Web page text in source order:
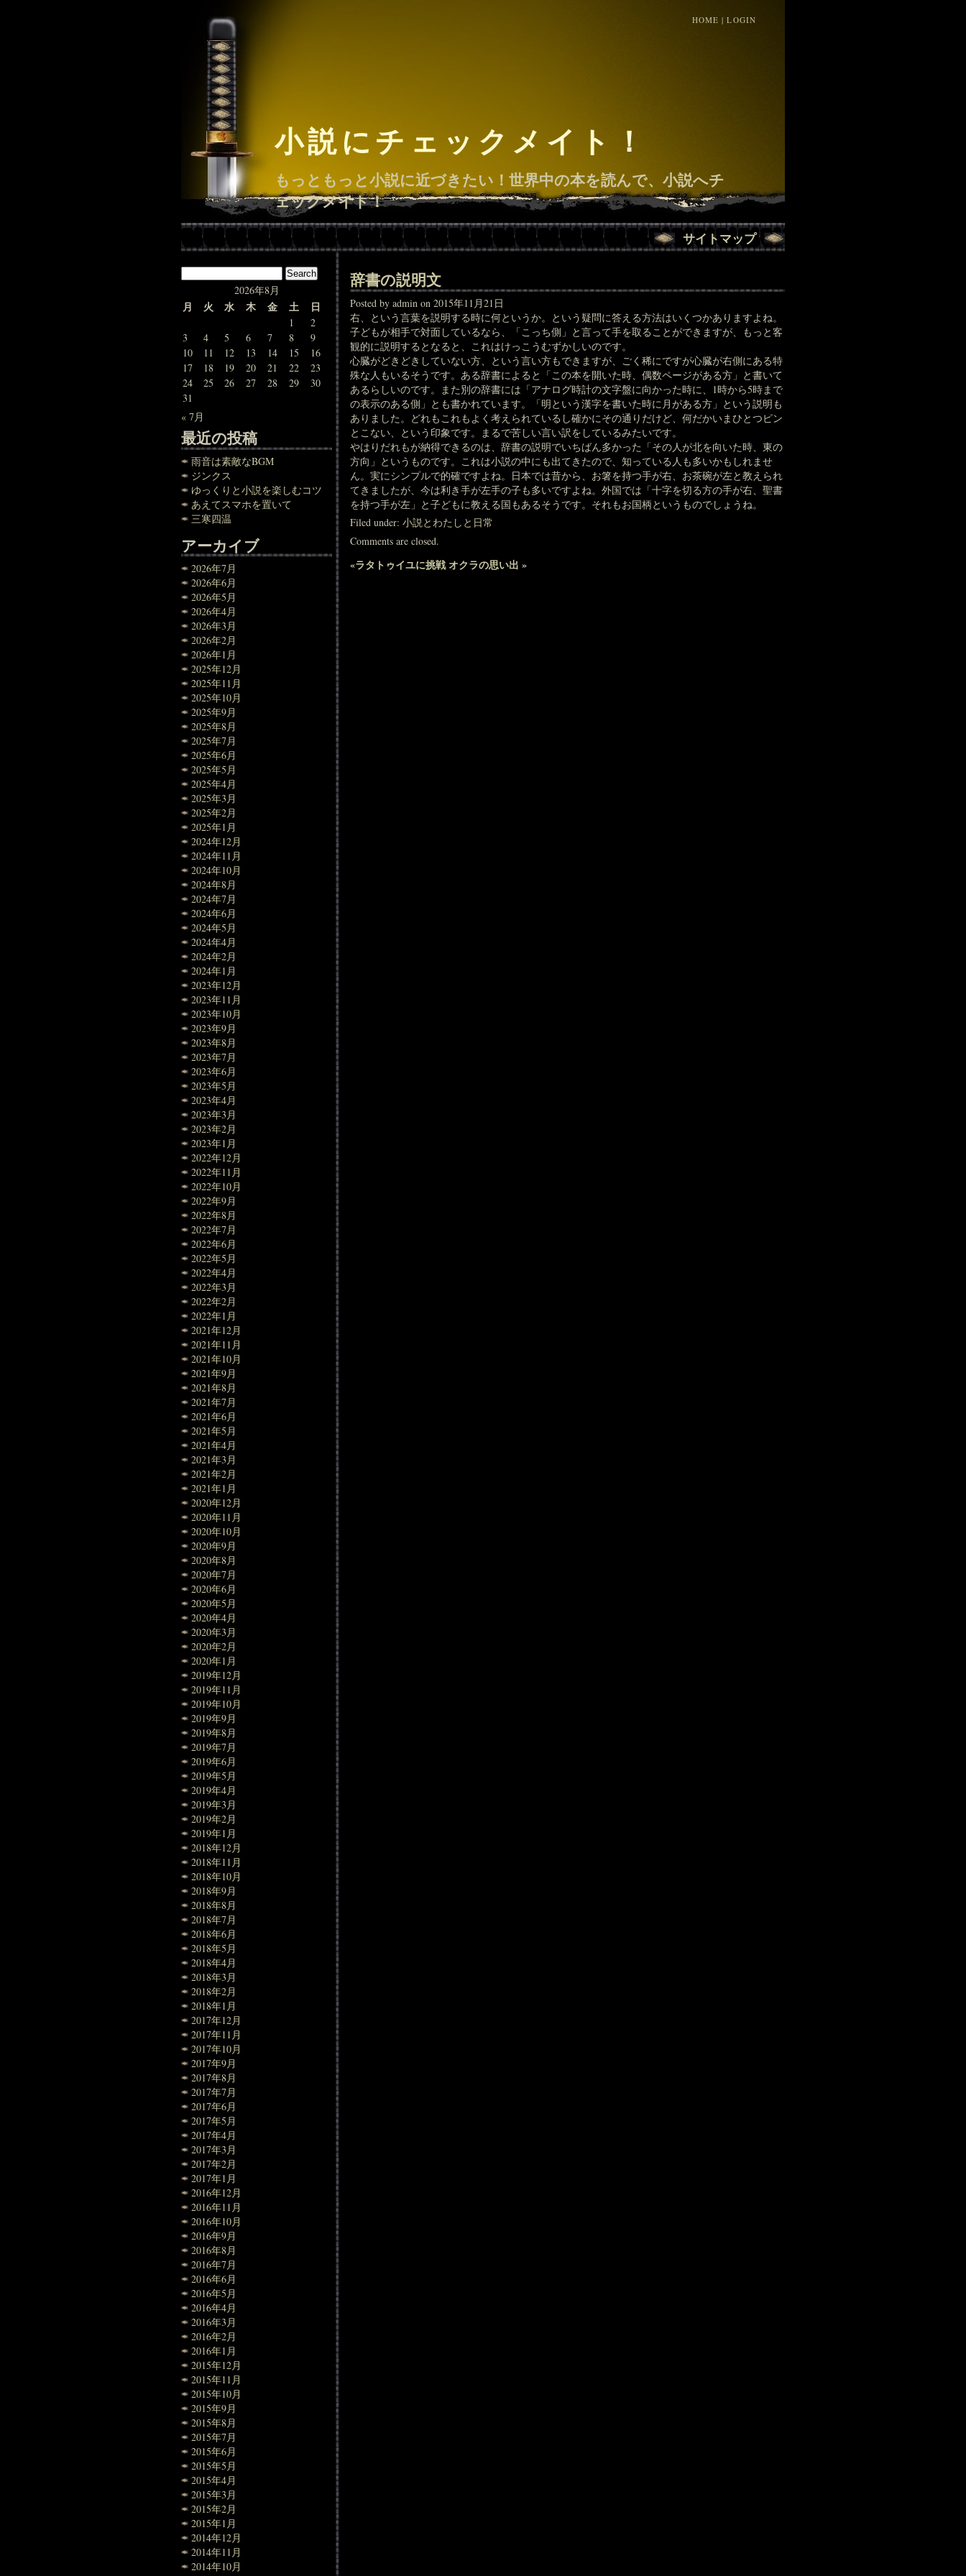
HOME |LOGIN
小説にチェックメイト！
もっともっと小説に近づきたい！世界中の本を読んで、小説へチ
ェックメイト！
サイトマップ
2026年8月
月 火 水 木 金 土 日
1
2
3
4 5 6 7 8
9
10
11 12 13 14 15
16
17
18 19 20 21 22
23
24
25 26 27 28 29
30
31
« 7月
最近の投稿
雨音は素敵なBGM
ジンクス
ゆっくりと小説を楽しむコツ
あえてスマホを置いて
三寒四温
アーカイブ
2026年7月
2026年6月
2026年5月
2026年4月
2026年3月
2026年2月
2026年1月
2025年12月
2025年11月
2025年10月
2025年9月
2025年8月
2025年7月
2025年6月
2025年5月
2025年4月
2025年3月
2025年2月
2025年1月
2024年12月
2024年11月
2024年10月
2024年8月
2024年7月
2024年6月
2024年5月
2024年4月
2024年2月
2024年1月
2023年12月
2023年11月
2023年10月
2023年9月
2023年8月
2023年7月
2023年6月
2023年5月
2023年4月
2023年3月
2023年2月
2023年1月
2022年12月
2022年11月
2022年10月
2022年9月
2022年8月
2022年7月
2022年6月
2022年5月
2022年4月
2022年3月
2022年2月
2022年1月
2021年12月
2021年11月
2021年10月
2021年9月
2021年8月
2021年7月
2021年6月
2021年5月
2021年4月
2021年3月
2021年2月
2021年1月
2020年12月
2020年11月
2020年10月
2020年9月
2020年8月
2020年7月
2020年6月
2020年5月
2020年4月
2020年3月
2020年2月
2020年1月
2019年12月
2019年11月
2019年10月
2019年9月
2019年8月
2019年7月
2019年6月
2019年5月
2019年4月
2019年3月
2019年2月
2019年1月
2018年12月
2018年11月
2018年10月
2018年9月
2018年8月
2018年7月
2018年6月
2018年5月
2018年4月
2018年3月
2018年2月
2018年1月
2017年12月
2017年11月
2017年10月
2017年9月
2017年8月
2017年7月
2017年6月
2017年5月
2017年4月
2017年3月
2017年2月
2017年1月
2016年12月
2016年11月
2016年10月
2016年9月
2016年8月
2016年7月
2016年6月
2016年5月
2016年4月
2016年3月
2016年2月
2016年1月
2015年12月
2015年11月
2015年10月
2015年9月
2015年8月
2015年7月
2015年6月
2015年5月
2015年4月
2015年3月
2015年2月
2015年1月
2014年12月
2014年11月
2014年10月
辞書の説明文
Posted by admin on 2015年11月21日
右、という言葉を説明する時に何というか。という疑問に答える方法はいくつかありますよね。
子どもが相手で対面しているなら、「こっち側」と言って手を取ることができますが、もっと客
観的に説明するとなると、これはけっこうむずかしいのです。
心臓がどきどきしていない方、という言い方もできますが、ごく稀にですが心臓が右側にある特
殊な人もいるそうです。ある辞書によると「この本を開いた時、偶数ページがある方」と書いて
あるらしいのです。また別の辞書には「アナログ時計の文字盤に向かった時に、1時から5時まで
の表示のある側」とも書かれています。「明という漢字を書いた時に月がある方」という説明も
ありました。どれもこれもよく考えられているし確かにその通りだけど、何だかいまひとつピン
とこない、という印象です。まるで苦しい言い訳をしているみたいです。
やはりだれもが納得できるのは、辞書の説明でいちばん多かった「その人が北を向いた時、東の
方向」というものです。これは小説の中にも出てきたので、知っている人も多いかもしれませ
ん。実にシンプルで的確ですよね。日本では昔から、お箸を持つ手が右、お茶碗が左と教えられ
てきましたが、今は利き手が左手の子も多いですよね。外国では「十字を切る方の手が右、聖書
を持つ手が左」と子どもに教える国もあるそうです。それもお国柄というものでしょうね。
Filed under:小説とわたしと日常
Comments are closed.
«ラタトゥイユに挑戦 オクラの思い出 »